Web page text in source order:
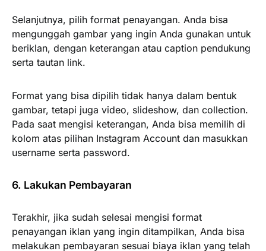
Selanjutnya, pilih format penayangan. Anda bisa
mengunggah gambar yang ingin Anda gunakan untuk
beriklan, dengan keterangan atau caption pendukung
serta tautan link.
Format yang bisa dipilih tidak hanya dalam bentuk
gambar, tetapi juga video, slideshow, dan collection.
Pada saat mengisi keterangan, Anda bisa memilih di
kolom atas pilihan Instagram Account dan masukkan
username serta password.
6. Lakukan Pembayaran
Terakhir, jika sudah selesai mengisi format
penayangan iklan yang ingin ditampilkan, Anda bisa
melakukan pembayaran sesuai biaya iklan yang telah